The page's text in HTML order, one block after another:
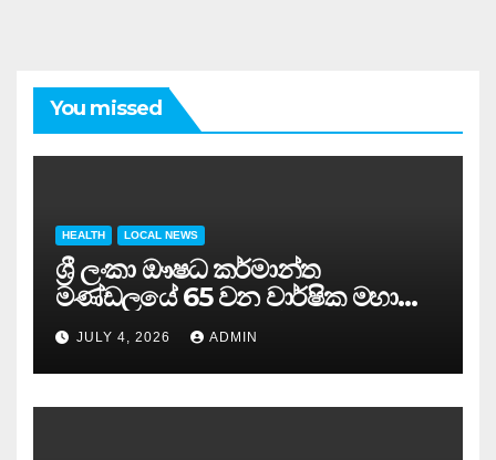
You missed
HEALTH LOCAL NEWS
ශ්‍රී ලංකා ඖෂධ කර්මාන්ත
මණ්ඩලයේ 65 වන වාර්ෂික මහා
සමුළුව සෞඛ්‍ය නියෝජ්‍ය
අමාත්‍යවරයාගේ ප්‍රධානත්වයෙන්……
JULY 4, 2026 ADMIN